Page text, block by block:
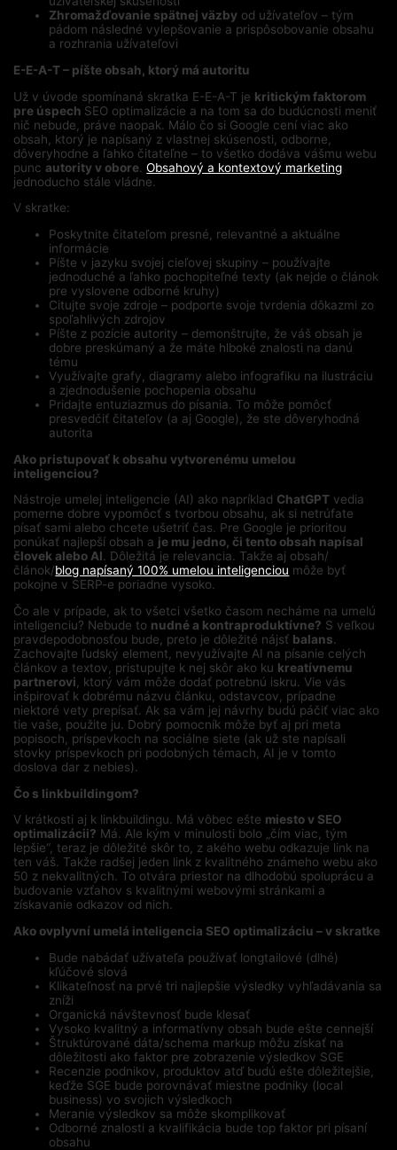
Zhromažďovanie spätnej väzby od užívateľov – tým
pádom následné vylepšovanie a prispôsobovanie obsahu
a rozhrania užívateľovi
E-E-A-T – píšte obsah, ktorý má autoritu
Už v úvode spomínaná skratka E-E-A-T je kritickým faktorom
pre úspech SEO optimalizácie a na tom sa do budúcnosti meniť
nič nebude, práve naopak. Málo čo si Google cení viac ako
obsah, ktorý je napísaný z vlastnej skúsenosti, odborne,
dôveryhodne a ľahko čitateľne – to všetko dodáva vášmu webu
puncautority v obore.Obsahový a kontextový marketing
jednoducho stále vládne.
V skratke:
Poskytnite čitateľom presné, relevantné a aktuálne
informácie
Píšte v jazyku svojej cieľovej skupiny – používajte
jednoduché a ľahko pochopiteľné texty (ak nejde o článok
pre vyslovene odborné kruhy)
Citujte svoje zdroje – podporte svoje tvrdenia dôkazmi zo
spoľahlivých zdrojov
Píšte z pozície autority – demonštrujte, že váš obsah je
dobre preskúmaný a že máte hlboké znalosti na danú
tému
Využívajte grafy, diagramy alebo infografiku na ilustráciu
a zjednodušenie pochopenia obsahu
Pridajte entuziazmus do písania. To môže pomôcť
presvedčiť čitateľov (a aj Google), že ste dôveryhodná
autorita
Ako pristupovať k obsahu vytvorenému umelou
inteligenciou?
Nástroje umelej inteligencie (AI) ako napríklad ChatGPT vedia
pomerne dobre vypomôcť s tvorbou obsahu, ak si netrúfate
písať sami alebo chcete ušetriť čas. Pre Google je prioritou
ponúkať najlepší obsah a je mu jedno, či tento obsah napísal
človek alebo AI. Dôležitá je relevancia. Takže aj obsah/
článok/blog napísaný 100% umelou inteligenciou môže byť
pokojne v SERP-e poriadne vysoko.
Čo ale v prípade, ak to všetci všetko časom necháme na umelú
inteligenciu? Nebude to nudné a kontraproduktívne? S veľkou
pravdepodobnosťou bude, preto je dôležité nájsť balans.
Zachovajte ľudský element, nevyužívajte AI na písanie celých
článkov a textov, pristupujte k nej skôr ako ku kreatívnemu
partnerovi , ktorý vám môže dodať potrebnú iskru. Vie vás
inšpirovať k dobrému názvu článku, odstavcov, prípadne
niektoré vety prepísať. Ak sa vám jej návrhy budú páčiť viac ako
tie vaše, použite ju. Dobrý pomocník môže byť aj pri meta
popisoch, príspevkoch na sociálne siete (ak už ste napísali
stovky príspevkoch pri podobných témach, AI je v tomto
doslova dar z nebies).
Čo s linkbuildingom?
V krátkosti aj k linkbuildingu. Má vôbec ešte miesto v SEO
optimalizácii? Má. Ale kým v minulosti bolo „čím viac, tým
lepšie“, teraz je dôležité skôr to, z akého webu odkazuje link na
ten váš. Takže radšej jeden link z kvalitného známeho webu ako
50 z nekvalitných. To otvára priestor na dlhodobú spoluprácu a
budovanie vzťahov s kvalitnými webovými stránkami a
získavanie odkazov od nich.
Ako ovplyvní umelá inteligencia SEO optimalizáciu – v skratke
Bude nabádať užívateľa používať longtailové (dlhé)
kľúčové slová
Klikateľnosť na prvé tri najlepšie výsledky vyhľadávania sa
zníži
Organická návštevnosť bude klesať
Vysoko kvalitný a informatívny obsah bude ešte cennejší
Štruktúrované dáta/schema markup môžu získať na
dôležitosti ako faktor pre zobrazenie výsledkov SGE
Recenzie podnikov, produktov atď budú ešte dôležitejšie,
keďže SGE bude porovnávať miestne podniky (local
business) vo svojich výsledkoch
Meranie výsledkov sa môže skomplikovať
Odborné znalosti a kvalifikácia bude top faktor pri písaní
obsahu